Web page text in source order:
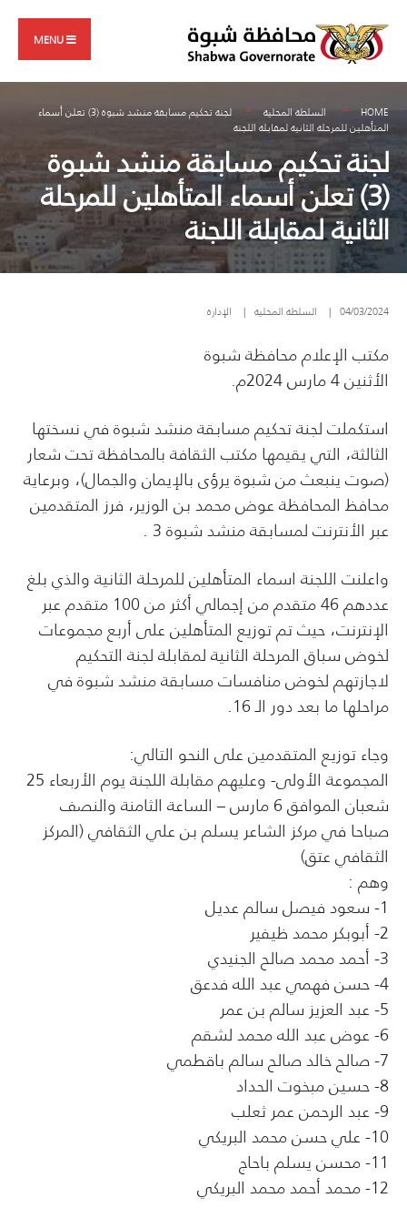
content
MENU
HOME السلطة المحلية
لجنة تحكيم مسابقة منشد شبوة (3) تعلن أسماء
المتأهلين للمرحلة الثانية لمقابلة اللجنة
لجنة تحكيم مسابقة منشد شبوة
(3) تعلن أسماء المتأهلين للمرحلة
الثانية لمقابلة اللجنة
04/03/2024
| السلطة المحلية | الإدارة
مكتب الإعلام محافظة شبوة
الأثنين 4 مارس 2024م.
استكملت لجنة تحكيم مسابقة منشد شبوة في نسختها
الثالثة، التي يقيمها مكتب الثقافة بالمحافظة تحت شعار
(صوت ينبعث من شبوة يرؤى بالإيمان والجمال)، وبرعاية
محافظ المحافظة عوض محمد بن الوزير، فرز المتقدمين
عبر الأنترنت لمسابقة منشد شبوة 3 .
واعلنت اللجنة اسماء المتأهلين للمرحلة الثانية والذي بلغ
عددهم 46 متقدم من إجمالي أكثر من 100 متقدم عبر
الإنترنت، حيث تم توزيع المتأهلين على أربع مجموعات
لخوض سباق المرحلة الثانية لمقابلة لجنة التحكيم
لاجازتهم لخوض منافسات مسابقة منشد شبوة في
مراحلها ما بعد دور الـ 16.
وجاء توزيع المتقدمين على النحو التالي:
المجموعة الأولى- وعليهم مقابلة اللجنة يوم الأربعاء 25
شعبان الموافق 6 مارس – الساعة الثامنة والنصف
صباحا في مركز الشاعر يسلم بن علي الثقافي (المركز
الثقافي عتق)
وهم :
1- سعود فيصل سالم عديل
2- أبوبكر محمد ظيفير
3- أحمد محمد صالح الجنيدي
4- حسن فهمي عبد الله فدعق
5- عبد العزيز سالم بن عمر
6- عوض عبد الله محمد لشقم
7- صالح خالد صالح سالم باقطمي
8- حسين مبخوت الحداد
9- عبد الرحمن عمر ثعلب
10- علي حسن محمد البريكي
11- محسن يسلم باحاج
12- محمد أحمد محمد البريكي
for: